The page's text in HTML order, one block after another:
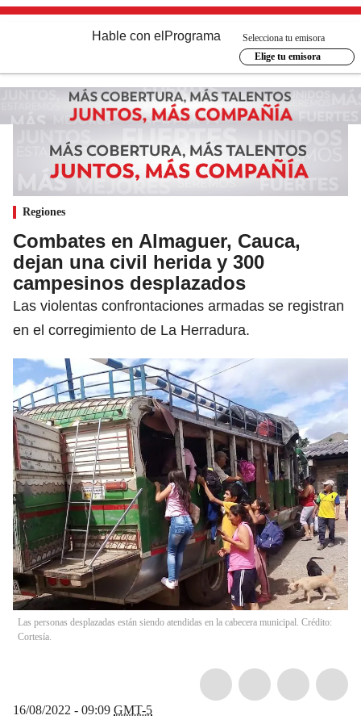
Hable con el Programa
Selecciona tu emisora
Elige tu emisora
Regiones
Combates en Almaguer, Cauca,
dejan una civil herida y 300
campesinos desplazados
Las violentas confrontaciones armadas se registran
en el corregimiento de La Herradura.
Las personas desplazadas están siendo atendidas en la cabecera municipal. Crédito:
Cortesía.
16/08/2022 - 09:09 GMT-5